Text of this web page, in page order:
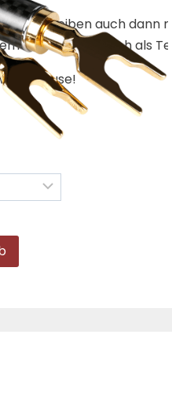
an! Verbleiben auch dann
und unverbindlich als
zu Hause!